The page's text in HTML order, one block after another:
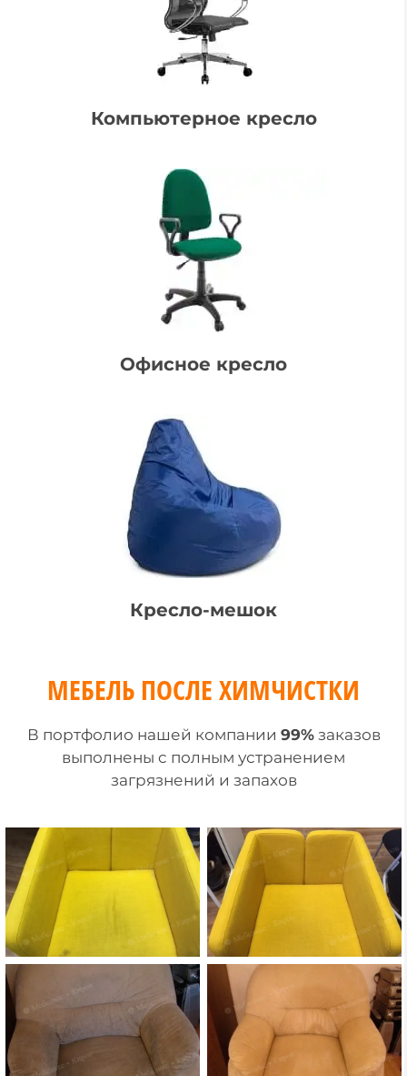
Компьютерное кресло
Офисное кресло
Кресло-мешок
МЕБЕЛЬ ПОСЛЕ ХИМЧИСТКИ
В портфолио нашей компании 99%заказов
выполнены c полным устранением
загрязнений и запахов